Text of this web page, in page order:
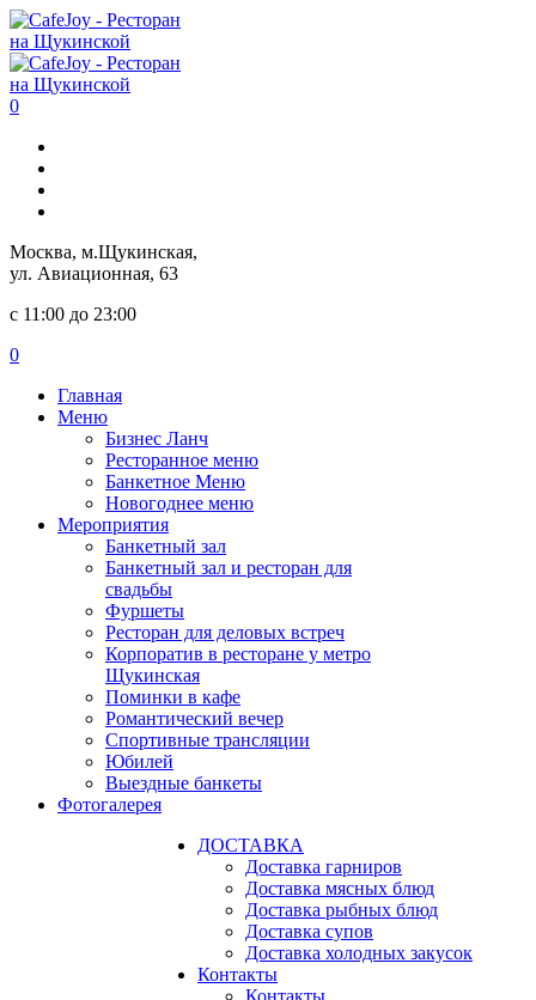
0
Москва, м.Щукинская,
ул. Авиационная, 63
с 11:00 до 23:00
0
Главная
Меню
Бизнес Ланч
Ресторанное меню
Банкетное Меню
Новогоднее меню
Мероприятия
Банкетный зал
Банкетный зал и ресторан для
свадьбы
Фуршеты
Ресторан для деловых встреч
Корпоратив в ресторане у метро
Щукинская
Поминки в кафе
Романтический вечер
Спортивные трансляции
Юбилей
Выездные банкеты
Фотогалерея
ДОСТАВКА
Доставка гарниров
Доставка мясных блюд
Доставка рыбных блюд
Доставка супов
Доставка холодных закусок
Контакты
Контакты